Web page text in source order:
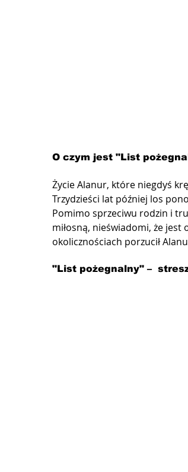
O czym jest "List
Życie Alanur, które niegdyś
Trzydzieści lat później los
Pomimo sprzeciwu rodzin i
miłosną, nieświadomi, że jest
okolicznościach porzucił
"List pożegnalny" –